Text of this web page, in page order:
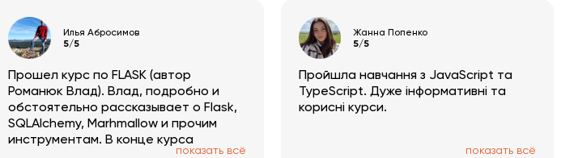
Илья Абросимов
5/5
Прошел курс по FLASK (автор
Романюк Влад). Влад, подробно и
обстоятельно рассказывает о Flask,
SQLAlchemy, Marhmallow и прочим
инструментам. В конце курса
показать всё
Жанна Попенко
5/5
Пройшла навчання з JavaScript та
TypeScript. Дуже інформативні та
корисні курси.
показать всё